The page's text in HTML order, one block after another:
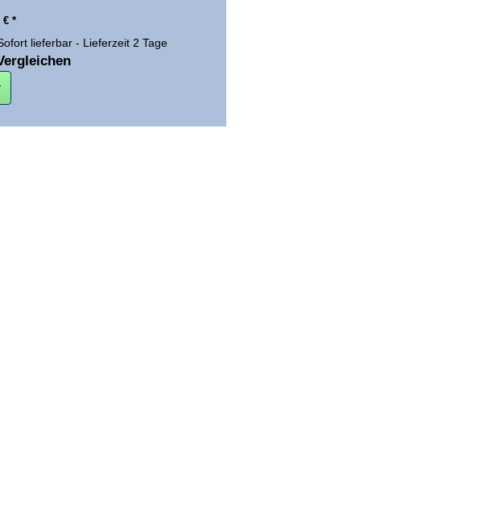
€ *
lieferbar - Lieferzeit 2 Tage